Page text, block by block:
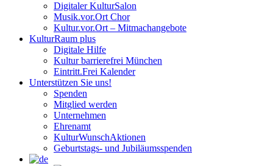
Digitaler KulturSalon
Musik.vor.Ort Chor
Kultur.vor.Ort – Mitmachangebote
KulturRaum plus
Digitale Hilfe
Kultur barrierefrei München
Eintritt.Frei Kalender
Unterstützen Sie uns!
Spenden
Mitglied werden
Unternehmen
Ehrenamt
KulturWunschAktionen
Geburtstags- und Jubiläumsspenden